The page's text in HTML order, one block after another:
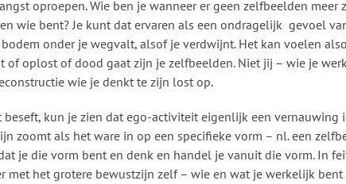
oproepen. Wie ben je wanneer er geen zelfbeelden meer
wie bent? Je kunt dat ervaren als een ondragelijk gevoel
onder je wegvalt, alsof je verdwijnt. Het kan voelen
of oplost of dood gaat zijn je zelfbeelden. Niet jij – wie je
wie je denkt te zijn lost op.
beseft, kun je zien dat ego-activiteit eigenlijk een vernauwing
zoomt als het ware in op een specifieke vorm – nl. een
je die vorm bent en denk en handel je vanuit die vorm. In
met het grotere bewustzijn zelf – wie en wat je werkelijk